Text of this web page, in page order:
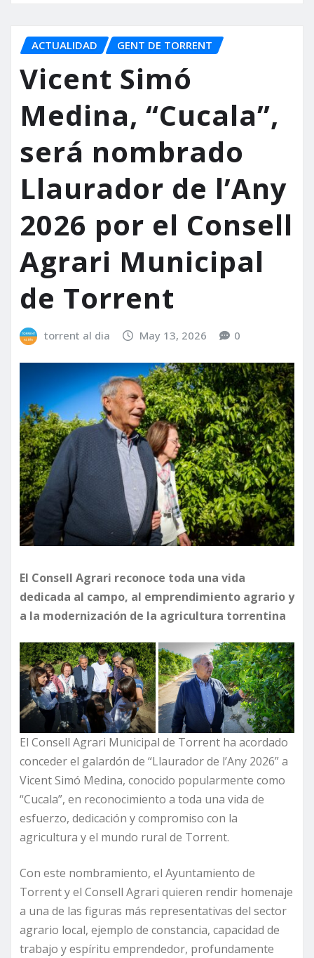
ACTUALIDAD GENT DE TORRENT
Vicent Simó
Medina, “Cucala”,
será nombrado
Llaurador de l’Any
2026 por el Consell
Agrari Municipal
de Torrent
torrent al dia May 13, 2026 0
El Consell Agrari reconoce toda una vida
dedicada al campo, al emprendimiento agrario y
a la modernización de la agricultura torrentina
El Consell Agrari Municipal de Torrent ha acordado
conceder el galardón de “Llaurador de l’Any 2026” a
Vicent Simó Medina, conocido popularmente como
“Cucala”, en reconocimiento a toda una vida de
esfuerzo, dedicación y compromiso con la
agricultura y el mundo rural de Torrent.
Con este nombramiento, el Ayuntamiento de
Torrent y el Consell Agrari quieren rendir homenaje
a una de las figuras más representativas del sector
agrario local, ejemplo de constancia, capacidad de
trabajo y espíritu emprendedor, profundamente